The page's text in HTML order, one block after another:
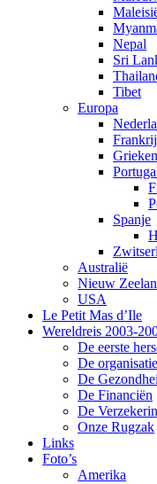
Nepal
Sri
Tibet
Europa
Spanje
Australië
Nieuw
USA
Le Petit Mas d’Ile
Wereldreis 2003-
De eerste
De
De
De Financiën
De
Onze Rugzak
Links
Foto’s
Amerika